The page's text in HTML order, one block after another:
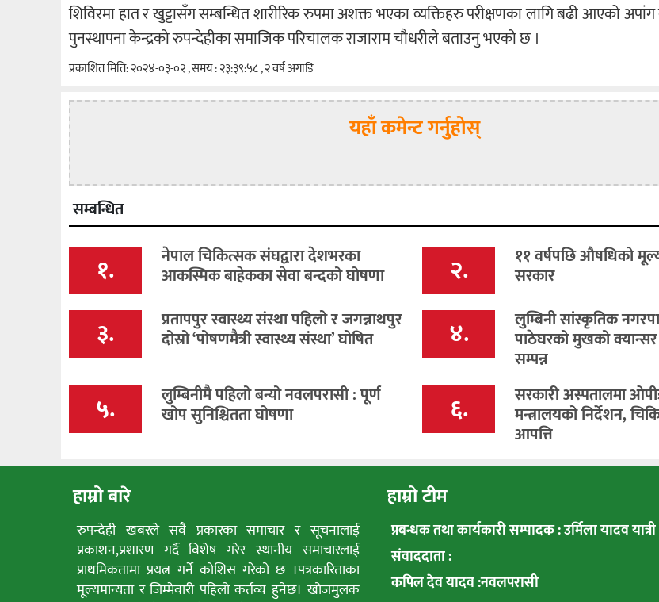
शिविरमा हात र खुट्टासँग सम्बन्धित शारीरिक रुपमा अशक्त भएका व्यक्तिहरु परीक्षणका लागि बढी आएको
पुनस्थापना केन्द्रको रुपन्देहीका समाजिक परिचालक राजाराम चौधरीले बताउनु भएको छ ।
प्रकाशित मिति: २०२४-०३-०२ , समय : २३:३९:५८ , २ वर्ष अगाडि
यहाँ कमेन्ट गर्नुहोस्
सम्बन्धित
१. नेपाल चिकित्सक संघद्वारा देशभरका
आकस्मिक बाहेकका सेवा बन्दको घोषणा २. ११ वर्षपछि औषधिको
सरकार
३. प्रतापपुर स्वास्थ्य संस्था पहिलो र जगन्नाथपुर
दोस्रो ‘पोषणमैत्री स्वास्थ्य संस्था’ घोषित ४. लुम्बिनी सांस्कृतिक
पाठेघरको मुखको क्यान्सर
सम्पन्न
५. लुम्बिनीमै पहिलो बन्यो नवलपरासी : पूर्ण
खोप सुनिश्चितता घोषणा ६. सरकारी अस्पतालमा
मन्त्रालयको निर्देशन,
आपत्ति
हाम्रो बारे
रुपन्देही खबरले सवै प्रकारका समाचार र सूचनालाई
प्रकाशन,प्रशारण गर्दै विशेष गरेर स्थानीय समाचारलाई
प्राथमिकतामा प्रयत्न गर्ने कोशिस गरेको छ ।पत्रकारिताका
मूल्यमान्यता र जिम्मेवारी पहिलो कर्तव्य हुनेछ। खोजमुलक
हाम्रो टीम
प्रबन्धक तथा कार्यकारी सम्पादक : उर्मिला यादव यात्री
संवाददाता :
कपिल देव यादव :नवलपरासी